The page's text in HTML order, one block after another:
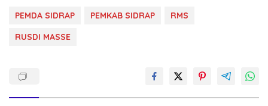
PEMDA SIDRAP PEMKAB SIDRAP
RMS
RUSDI MASSE